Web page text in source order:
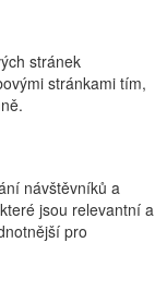
stránek
stránkami tím,
návštěvníků a
jsou relevantní a
pro